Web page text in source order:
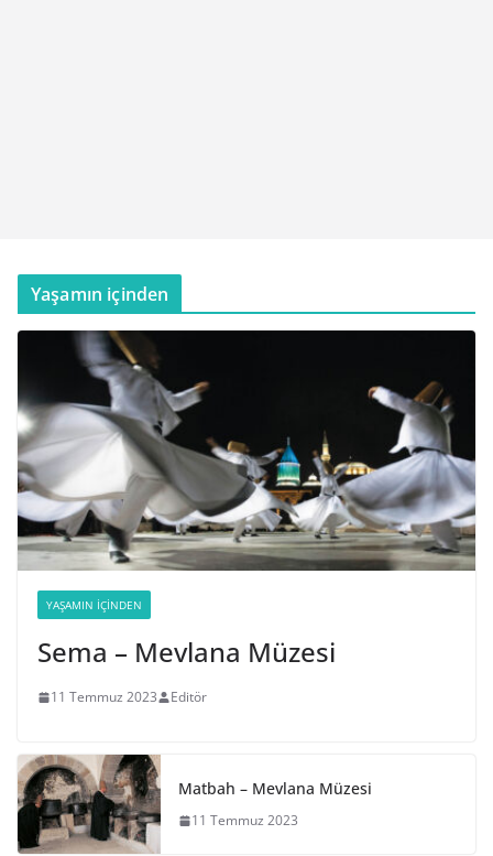
Yaşamın içinden
YAŞAMIN İÇINDEN
Sema – Mevlana Müzesi
11 Temmuz 2023 Editör
Matbah – Mevlana Müzesi
11 Temmuz 2023